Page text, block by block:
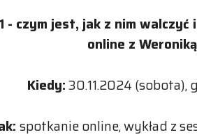
- czym jest, jak z nim
online z
Kiedy:30.11.2024 (sobota),
spotkanie online, wykład z